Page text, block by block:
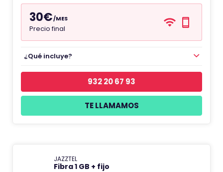
30€/MES
Precio final
¿Qué incluye?
932 20 67 93
TE LLAMAMOS
JAZZTEL
Fibra 1 GB + fijo